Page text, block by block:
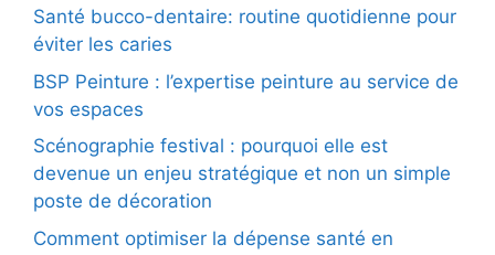
Santé bucco-dentaire: routine quotidienne pour
éviter les caries
BSP Peinture : l’expertise peinture au service de
vos espaces
Scénographie festival : pourquoi elle est
devenue un enjeu stratégique et non un simple
poste de décoration
Comment optimiser la dépense santé en